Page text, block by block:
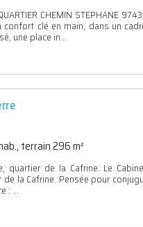
CHEMIN
clé en main, dans un
une place in...
terrain 296 m²
quartier de la Cafrine: Le
la Cafrine. Pensée pour
: ...